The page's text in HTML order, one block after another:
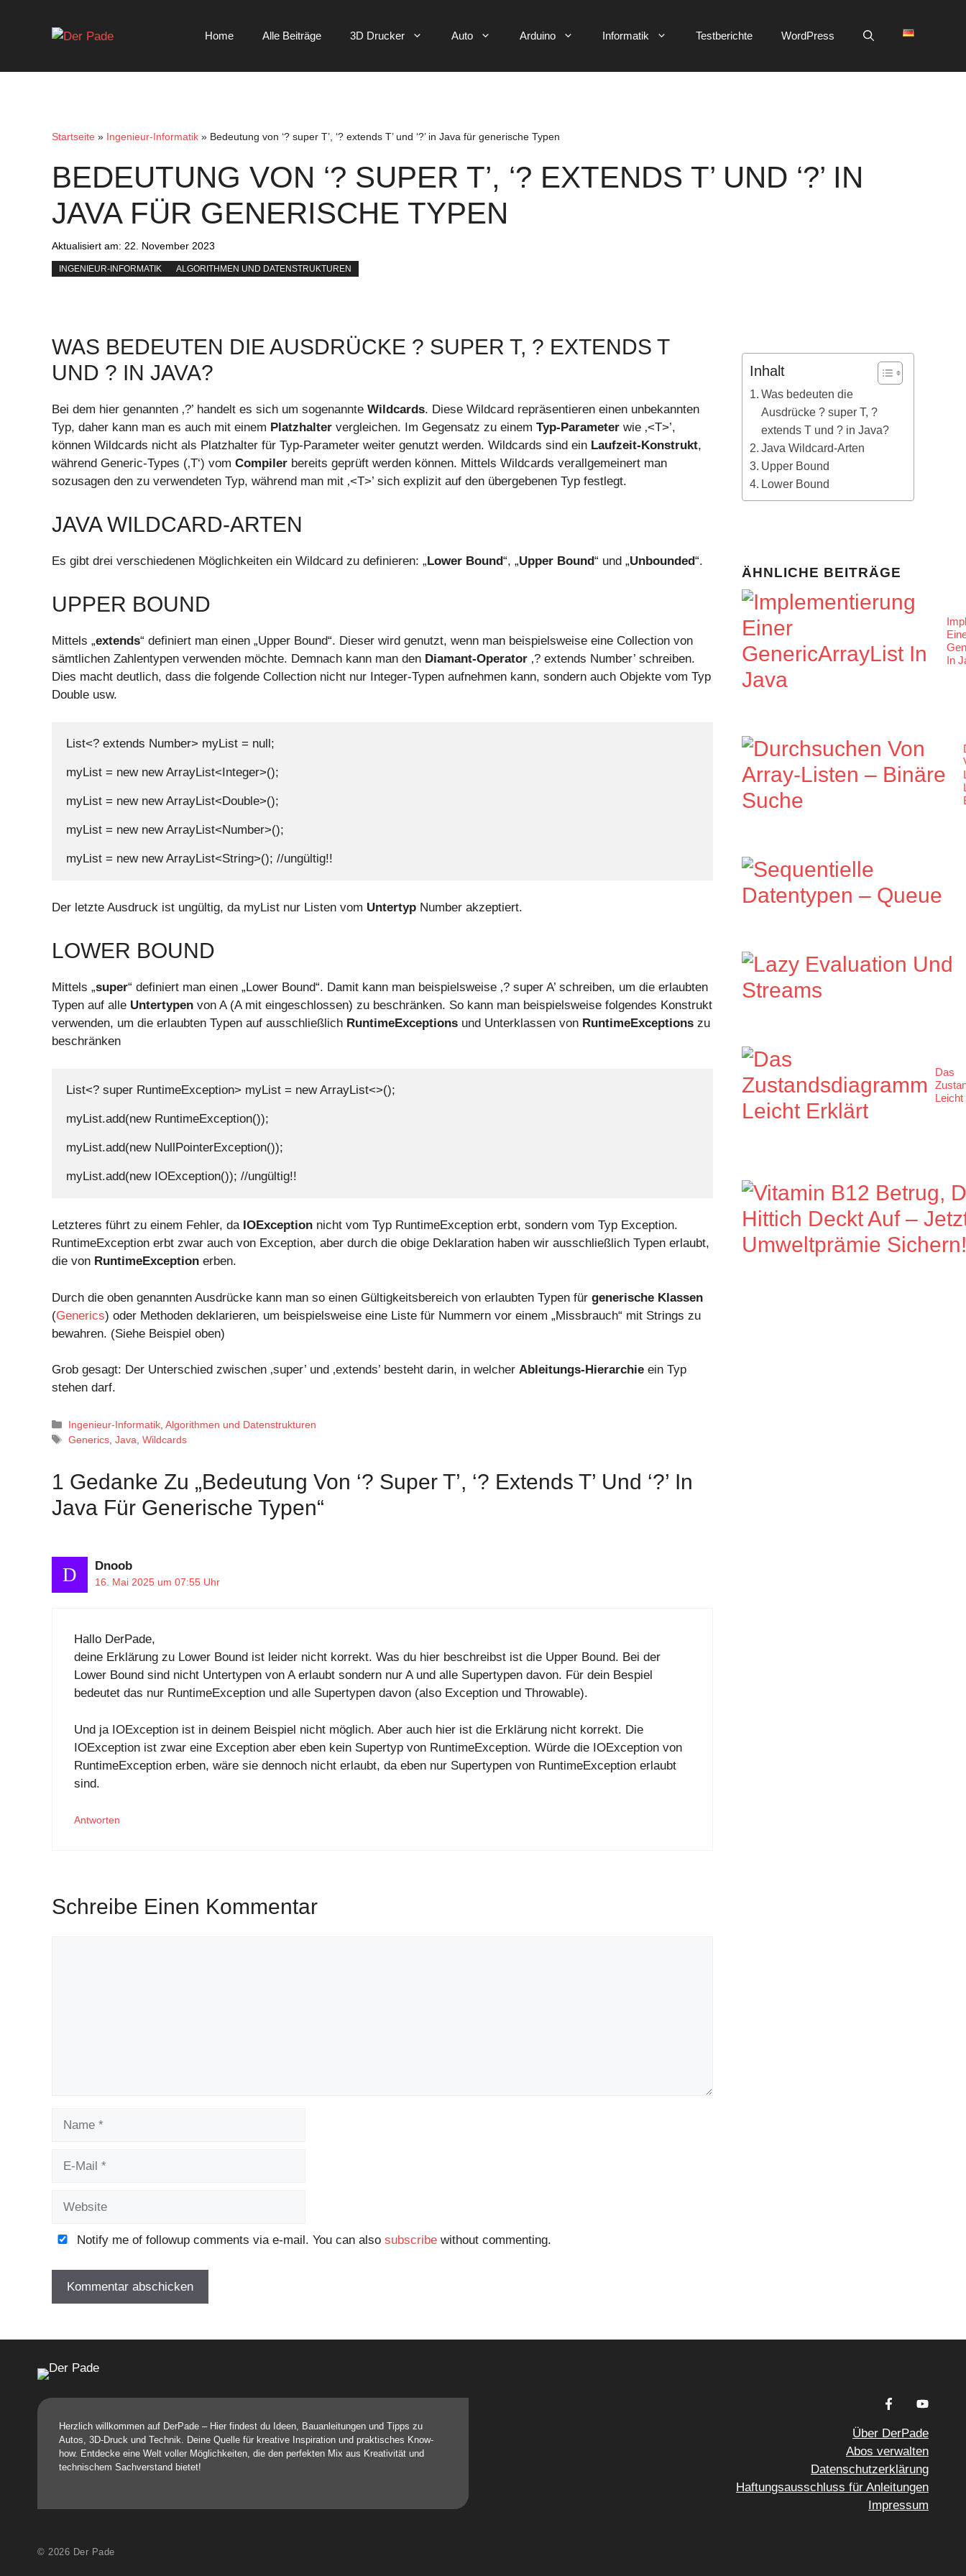
Home Alle Beiträge 3D Drucker Auto Arduino Informatik Testberichte WordPress
Startseite » Ingenieur-Informatik » Bedeutung von ‘? super T’, ‘? extends T’ und ‘?’ in Java für generische Typen
BEDEUTUNG VON ‘? SUPER T’, ‘? EXTENDS T’ UND ‘?’ IN
JAVA FÜR GENERISCHE TYPEN
Aktualisiert am: 22. November 2023
INGENIEUR-INFORMATIK ALGORITHMEN UND DATENSTRUKTUREN
WAS BEDEUTEN DIE AUSDRÜCKE ? SUPER T, ? EXTENDS T
UND ? IN JAVA?
Bei dem hier genannten ‚?’ handelt es sich um sogenannte Wildcards. Diese Wildcard repräsentieren einen unbekannten
Typ, daher kann man es auch mit einem Platzhalter vergleichen. Im Gegensatz zu einem Typ-Parameter wie ‚<T>’,
können Wildcards nicht als Platzhalter für Typ-Parameter weiter genutzt werden. Wildcards sind ein Laufzeit-Konstrukt,
während Generic-Types (‚T‘) vom Compiler bereits geprüft werden können. Mittels Wildcards verallgemeinert man
sozusagen den zu verwendeten Typ, während man mit ‚<T>’ sich explizit auf den übergebenen Typ festlegt.
JAVA WILDCARD-ARTEN
Es gibt drei verschiedenen Möglichkeiten ein Wildcard zu definieren: „Lower Bound“, „Upper Bound“ und „Unbounded“.
UPPER BOUND
Mittels „extends“ definiert man einen „Upper Bound“. Dieser wird genutzt, wenn man beispielsweise eine Collection von
sämtlichen Zahlentypen verwenden möchte. Demnach kann man den Diamant-Operator ‚? extends Number’ schreiben.
Dies macht deutlich, dass die folgende Collection nicht nur Integer-Typen aufnehmen kann, sondern auch Objekte vom Typ
Double usw.
List<? extends Number> myList = null;
myList = new new ArrayList<Integer>();
myList = new new ArrayList<Double>();
myList = new new ArrayList<Number>();
myList = new new ArrayList<String>(); //ungültig!!
Der letzte Ausdruck ist ungültig, da myList nur Listen vom Untertyp Number akzeptiert.
LOWER BOUND
Mittels „super“ definiert man einen „Lower Bound“. Damit kann man beispielsweise ‚? super A’ schreiben, um die erlaubten
Typen auf alle Untertypen von A (A mit eingeschlossen) zu beschränken. So kann man beispielsweise folgendes Konstrukt
verwenden, um die erlaubten Typen auf ausschließlich RuntimeExceptions und Unterklassen von RuntimeExceptions zu
beschränken
List<? super RuntimeException> myList = new ArrayList<>();
myList.add(new RuntimeException());
myList.add(new NullPointerException());
myList.add(new IOException()); //ungültig!!
Letzteres führt zu einem Fehler, da IOException nicht vom Typ RuntimeException erbt, sondern vom Typ Exception.
RuntimeException erbt zwar auch von Exception, aber durch die obige Deklaration haben wir ausschließlich Typen erlaubt,
die von RuntimeException erben.
Durch die oben genannten Ausdrücke kann man so einen Gültigkeitsbereich von erlaubten Typen für generische Klassen
(Generics) oder Methoden deklarieren, um beispielsweise eine Liste für Nummern vor einem „Missbrauch“ mit Strings zu
bewahren. (Siehe Beispiel oben)
Grob gesagt: Der Unterschied zwischen ‚super’ und ‚extends’ besteht darin, in welcher Ableitungs-Hierarchie ein Typ
stehen darf.
Kategorien
Ingenieur-Informatik ,Algorithmen und Datenstrukturen
Schlagwörter
Generics ,Java ,Wildcards
1 Gedanke Zu „Bedeutung Von ‘? Super T’, ‘? Extends T’ Und ‘?’ In
Java Für Generische Typen“
D Dnoob
16. Mai 2025 um 07:55 Uhr
Hallo DerPade,
deine Erklärung zu Lower Bound ist leider nicht korrekt. Was du hier beschreibst ist die Upper Bound. Bei der
Lower Bound sind nicht Untertypen von A erlaubt sondern nur A und alle Supertypen davon. Für dein Bespiel
bedeutet das nur RuntimeException und alle Supertypen davon (also Exception und Throwable).
Und ja IOException ist in deinem Beispiel nicht möglich. Aber auch hier ist die Erklärung nicht korrekt. Die
IOException ist zwar eine Exception aber eben kein Supertyp von RuntimeException. Würde die IOException von
RuntimeException erben, wäre sie dennoch nicht erlaubt, da eben nur Supertypen von RuntimeException erlaubt
sind.
Antworten
Schreibe Einen Kommentar
Notify me of followup comments via e-mail. You can also subscribe without commenting.
Inhalt
Was bedeuten die
Ausdrücke ? super T, ?
extends T und ? in Java?
Java Wildcard-Arten
Upper Bound
Lower Bound
ÄHNLICHE BEITRÄGE
In
Das
Herzlich willkommen auf DerPade – Hier findest du Ideen, Bauanleitungen und Tipps zu
Autos, 3D-Druck und Technik. Deine Quelle für kreative Inspiration und praktisches Know-
how. Entdecke eine Welt voller Möglichkeiten, die den perfekten Mix aus Kreativität und
technischem Sachverstand bietet!
Über DerPade
Abos verwalten
Datenschutzerklärung
Haftungsausschluss für Anleitungen
Impressum
© 2026 Der Pade